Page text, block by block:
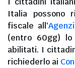
Italia possono
fiscale all'
(entro 60gg) lo
abilitati. I
richiederlo ai